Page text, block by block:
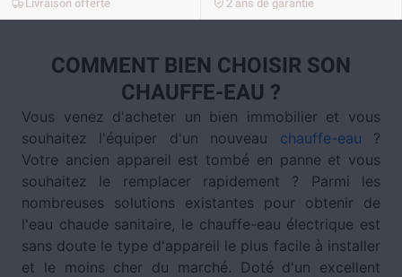
Livraison offerte 2 ans de garantie
COMMENT BIEN CHOISIR SON
CHAUFFE-EAU ?
Vous venez d'acheter un bien immobilier et vous
souhaitez l'équiper d'un nouveau chauffe-eau ?
Votre ancien appareil est tombé en panne et vous
souhaitez le remplacer rapidement ? Parmi les
nombreuses solutions existantes pour obtenir de
l'eau chaude sanitaire, le chauffe-eau électrique est
sans doute le type d'appareil le plus facile à installer
et le moins cher du marché. Doté d'un excellent